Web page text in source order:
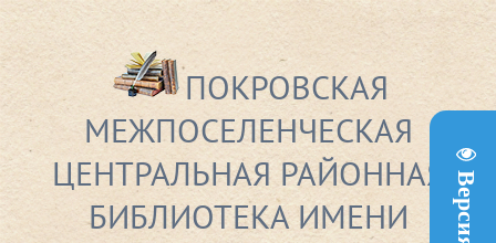
ПОКРОВСКАЯ
МЕЖПОСЕЛЕНЧЕСКАЯ
ЦЕНТРАЛЬНАЯ РАЙОННАЯ
БИБЛИОТЕКА ИМЕНИ